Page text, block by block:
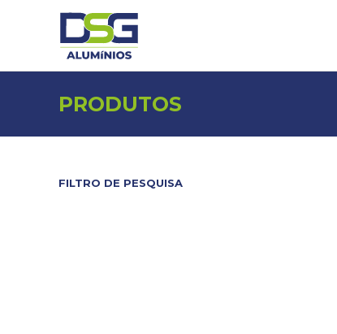
PRODUTOS
FILTRO DE PESQUISA